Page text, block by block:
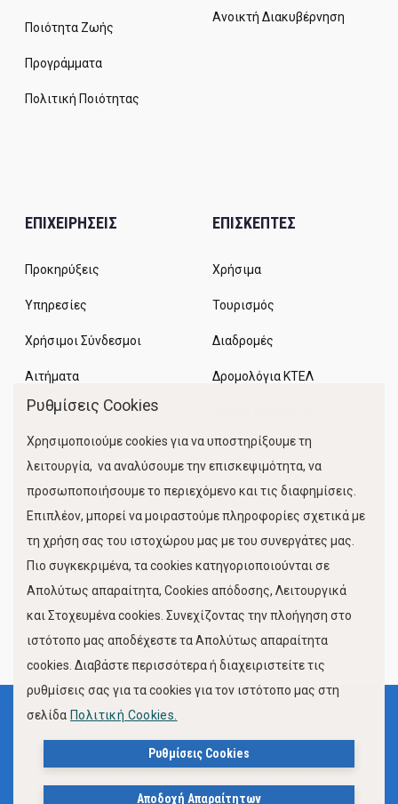
Ποιότητα Ζωής
Προγράμματα
Πολιτική Ποιότητας
Ανοικτή Διακυβέρνηση
ΕΠΙΧΕΙΡΗΣΕΙΣ
Προκηρύξεις
Υπηρεσίες
Χρήσιμοι Σύνδεσμοι
Αιτήματα
ΕΠΙΣΚΕΠΤΕΣ
Χρήσιμα
Τουρισμός
Διαδρομές
Δρομολόγια ΚΤΕΛ
Κίνηση Λιμένος
FOLLOW US
Όροι Χρήσης
Πολιτική Προστασίας Προσωπικών Δεδομένων
Πολιτική Cookies
Ρυθμίσεις Cookies
Χρησιμοποιούμε cookies για να υποστηρίξουμε τη
λειτουργία, να αναλύσουμε την επισκεψιμότητα, να
προσωποποιήσουμε το περιεχόμενο και τις διαφημίσεις.
Επιπλέον, μπορεί να μοιραστούμε πληροφορίες σχετικά με
τη χρήση σας του ιστοχώρου μας με του συνεργάτες μας.
Πιο συγκεκριμένα, τα cookies κατηγοριοποιούνται σε
Απολύτως απαραίτητα, Cookies απόδοσης, Λειτουργικά
και Στοχευμένα cookies. Συνεχίζοντας την πλοήγηση στο
ιστότοπο μας αποδέχεστε τα Απολύτως απαραίτητα
cookies. Διαβάστε περισσότερα ή διαχειριστείτε τις
ρυθμίσεις σας για τα cookies για τον ιστότοπο μας στη
σελίδα Πολιτική Cookies.
Ρυθμίσεις Cookies
Αποδοχή Απαραίτητων